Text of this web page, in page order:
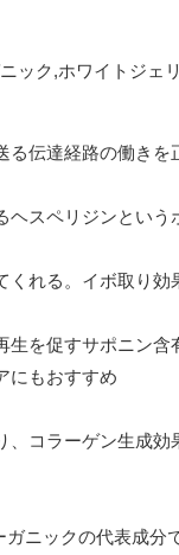
る伝達経路の働きを
ヘスペリジンという
くれる。イボ取り効
生を促すサポニン含
にもおすすめ
、コラーゲン生成効
ガニックの代表成分